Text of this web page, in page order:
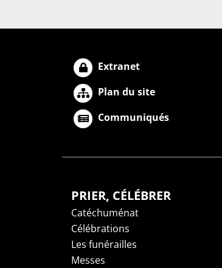
Extranet
Plan du site
Communiqués
PRIER, CÉLÉBRER
Catéchuménat
Célébrations
Les funérailles
Messes